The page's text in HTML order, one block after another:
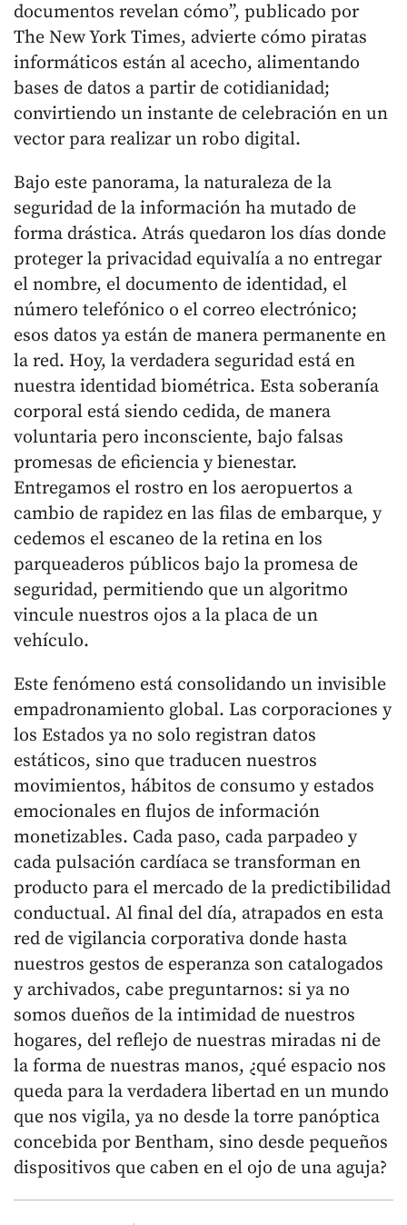
documentos revelan cómo”, publicado por
The New York Times, advierte cómo piratas
informáticos están al acecho, alimentando
bases de datos a partir de cotidianidad;
convirtiendo un instante de celebración en un
vector para realizar un robo digital.
Bajo este panorama, la naturaleza de la
seguridad de la información ha mutado de
forma drástica. Atrás quedaron los días donde
proteger la privacidad equivalía a no entregar
el nombre, el documento de identidad, el
número telefónico o el correo electrónico;
esos datos ya están de manera permanente en
la red. Hoy, la verdadera seguridad está en
nuestra identidad biométrica. Esta soberanía
corporal está siendo cedida, de manera
voluntaria pero inconsciente, bajo falsas
promesas de eficiencia y bienestar.
Entregamos el rostro en los aeropuertos a
cambio de rapidez en las filas de embarque, y
cedemos el escaneo de la retina en los
parqueaderos públicos bajo la promesa de
seguridad, permitiendo que un algoritmo
vincule nuestros ojos a la placa de un
vehículo.
Este fenómeno está consolidando un invisible
empadronamiento global. Las corporaciones y
los Estados ya no solo registran datos
estáticos, sino que traducen nuestros
movimientos, hábitos de consumo y estados
emocionales en flujos de información
monetizables. Cada paso, cada parpadeo y
cada pulsación cardíaca se transforman en
producto para el mercado de la predictibilidad
conductual. Al final del día, atrapados en esta
red de vigilancia corporativa donde hasta
nuestros gestos de esperanza son catalogados
y archivados, cabe preguntarnos: si ya no
somos dueños de la intimidad de nuestros
hogares, del reflejo de nuestras miradas ni de
la forma de nuestras manos, ¿qué espacio nos
queda para la verdadera libertad en un mundo
que nos vigila, ya no desde la torre panóptica
concebida por Bentham, sino desde pequeños
dispositivos que caben en el ojo de una aguja?